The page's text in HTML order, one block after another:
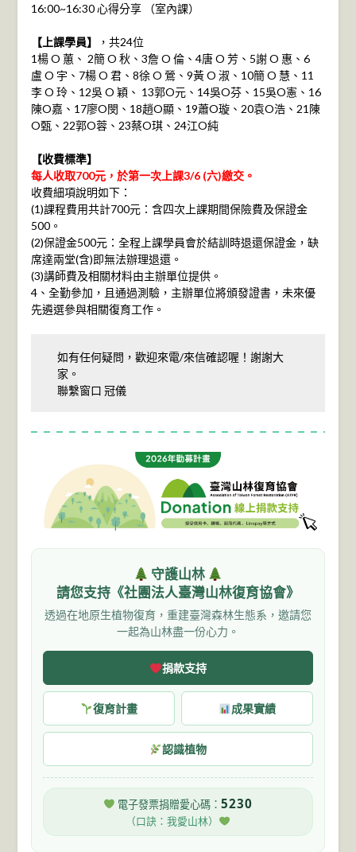
16:00~16:30 心得分享 （室內課）
【上課學員】
，共24位
1楊 O 蕙、 2簡 O 秋、3詹 O 倫、4唐 O 芳、5謝 O 惠、6
盧 O 宇、7楊 O 君、8徐 O 鶯、9黃 O 淑、10簡 O 慧、11
李 O 玲、12吳 O 穎、 13郭O元、14吳O芬、15吳O憲、16
陳O嘉、17廖O閔、18趙O顯、19蕭O璇、20袁O浩、21陳
O甄、22郭O蓉、23蔡O琪、24江O純
【收費標準】
每人收取700元，於第一次上課3/6 (六)繳交。
收費細項說明如下：
(1)課程費用共計700元：含四次上課期間保險費及保證金
500。
(2)保證金500元：全程上課學員會於結訓時退還保證金，缺
席達兩堂(含)即無法辦理退還。
(3)講師費及相關材料由主辦單位提供。
4、全勤參加，且通過測驗，主辦單位將頒發證書，未來優
先遴選參與相關復育工作。
如有任何疑問，歡迎來電/來信確認喔！謝謝大
家。
聯繫窗口 冠儀
守護山林
請您支持《社團法人臺灣山林復育協會》
透過在地原生植物復育，重建臺灣森林生態系，邀請您
一起為山林盡一份心力。
捐款支持
復育計畫 成果實績
認識植物
電子發票捐贈愛心碼： 5230
（口訣：我愛山林）